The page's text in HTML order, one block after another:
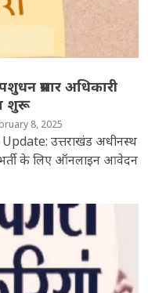
प्रसार अधिकारी
शुरू
8, 2025
उत्तराखंड अधीनस्थ
के लिए ऑनलाइन आवेदन